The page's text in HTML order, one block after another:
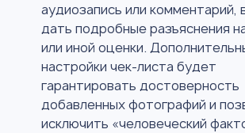
аудиозапись или комментарий,
дать подробные разъяснения
или иной оценки.
настройки чек-листа будет
гарантировать достоверность
добавленных фотографий и
исключить «человеческий